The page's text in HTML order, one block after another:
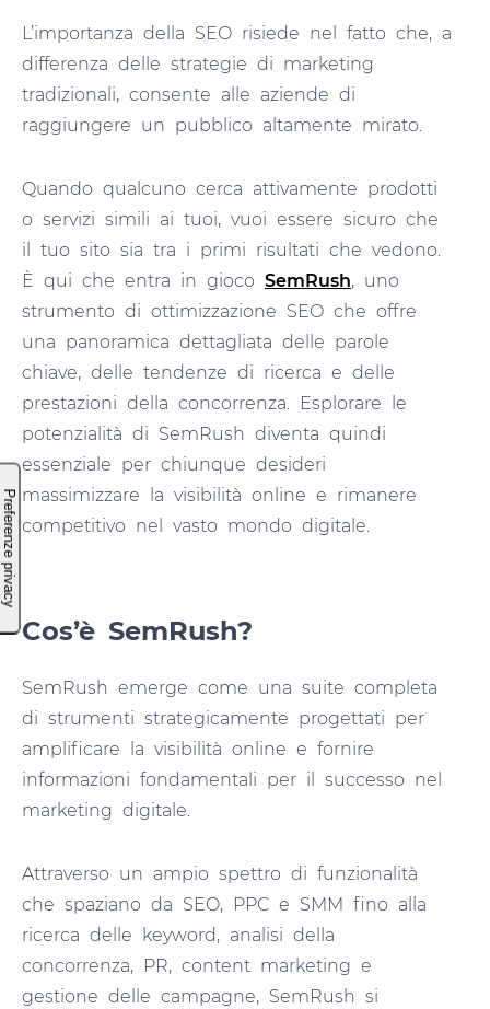
L’importanza della SEO risiede nel fatto che, a
differenza delle strategie di marketing
tradizionali, consente alle aziende di
raggiungere un pubblico altamente mirato.
Quando qualcuno cerca attivamente prodotti
o servizi simili ai tuoi, vuoi essere sicuro che
il tuo sito sia tra i primi risultati che vedono.
È qui che entra in gioco SemRush, uno
strumento di ottimizzazione SEO che offre
una panoramica dettagliata delle parole
chiave, delle tendenze di ricerca e delle
prestazioni della concorrenza. Esplorare le
potenzialità di SemRush diventa quindi
essenziale per chiunque desideri
massimizzare la visibilità online e rimanere
competitivo nel vasto mondo digitale.
Cos’è SemRush?
SemRush emerge come una suite completa
di strumenti strategicamente progettati per
amplificare la visibilità online e fornire
informazioni fondamentali per il successo nel
marketing digitale.
Attraverso un ampio spettro di funzionalità
che spaziano da SEO, PPC e SMM fino alla
ricerca delle keyword, analisi della
concorrenza, PR, content marketing e
gestione delle campagne, SemRush si